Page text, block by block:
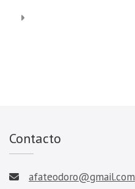
Contacto
afateodoro@gmail.com